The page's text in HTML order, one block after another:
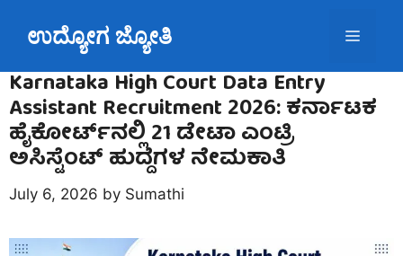
ಉದ್ಯೋಗ ಜ್ಯೋತಿ Menu
Karnataka High Court Data Entry
Assistant Recruitment 2026: ಕರ್ನಾಟಕ
ಹೈಕೋರ್ಟ್‌ನಲ್ಲಿ 21 ಡೇಟಾ ಎಂಟ್ರಿ
ಅಸಿಸ್ಟೆಂಟ್ ಹುದ್ದೆಗಳ ನೇಮಕಾತಿ
July 6, 2026 by Sumathi